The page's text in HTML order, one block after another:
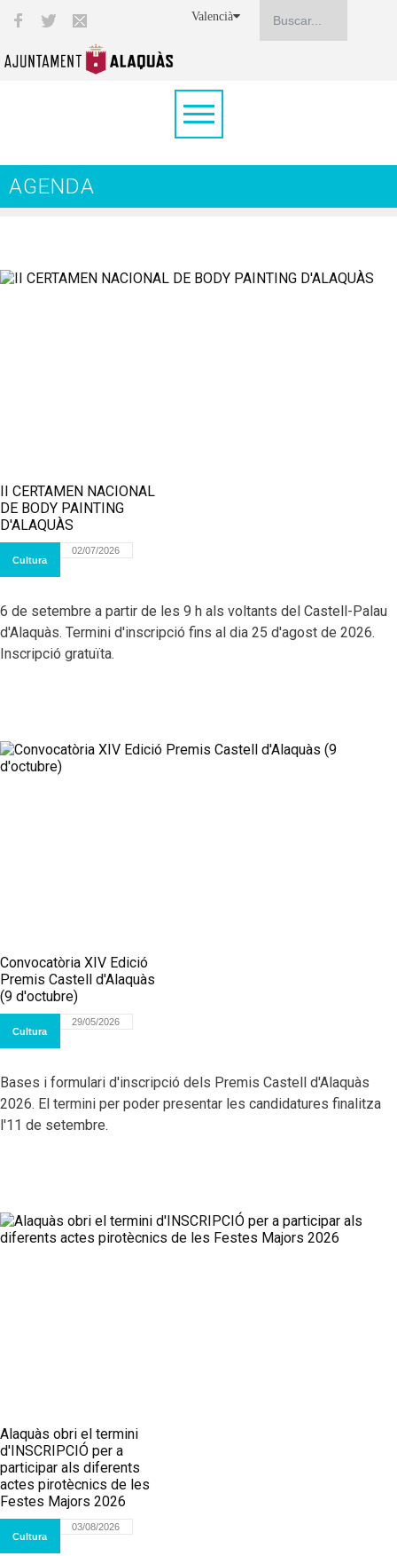
Valencià
AGENDA
II CERTAMEN NACIONAL
DE BODY PAINTING
D'ALAQUÀS
Cultura
02/07/2026
6 de setembre a partir de les 9 h als voltants del Castell-Palau
d'Alaquàs. Termini d'inscripció fins al dia 25 d'agost de 2026.
Inscripció gratuïta.
Convocatòria XIV Edició
Premis Castell d'Alaquàs
(9 d'octubre)
Cultura
29/05/2026
Bases i formulari d'inscripció dels Premis Castell d'Alaquàs
2026. El termini per poder presentar les candidatures finalitza
l'11 de setembre.
Alaquàs obri el termini
d'INSCRIPCIÓ per a
participar als diferents
actes pirotècnics de les
Festes Majors 2026
Cultura
03/08/2026